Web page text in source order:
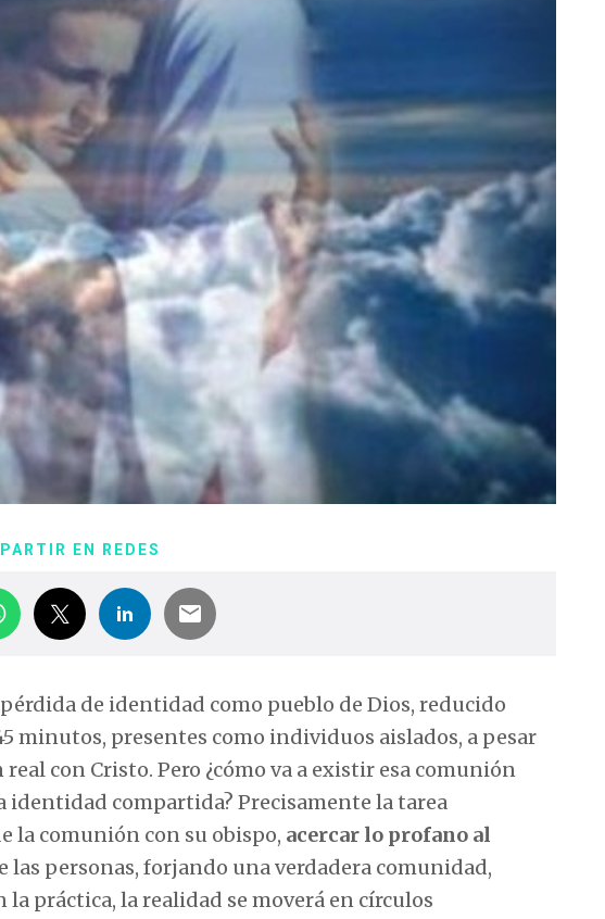
EN REDES
de identidad como pueblo de Dios, reducido
minutos, presentes como individuos aislados, a pesar
con Cristo. Pero ¿cómo va a existir esa comunión
identidad compartida? Precisamente la tarea
la comunión con su obispo, acercar lo profano al
las personas, forjando una verdadera comunidad,
la práctica, la realidad se moverá en círculos